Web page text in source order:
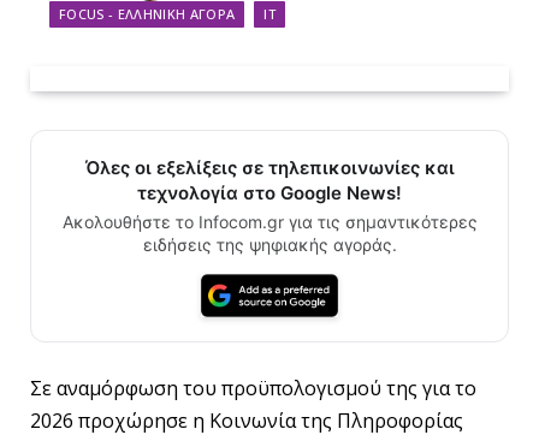
FOCUS - ΕΛΛΗΝΙΚΉ ΑΓΟΡΆ IT
Όλες οι εξελίξεις σε τηλεπικοινωνίες και
τεχνολογία στο Google News!
Ακολουθήστε το Infocom.gr για τις σημαντικότερες
ειδήσεις της ψηφιακής αγοράς.
Σε αναμόρφωση του προϋπολογισμού της για το
2026 προχώρησε η Κοινωνία της Πληροφορίας